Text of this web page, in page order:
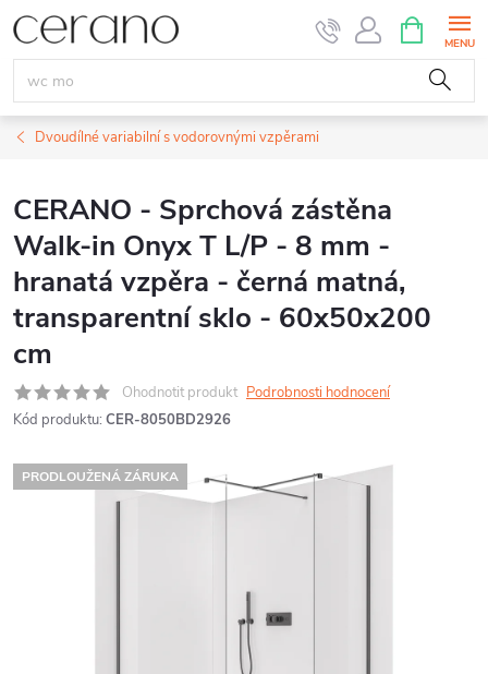
Přejít
na
obsah
NÁKUPNÍ
KOŠÍK
Dvoudílné variabilní s vodorovnými vzpěrami
CERANO - Sprchová zástěna
Walk-in Onyx T L/P - 8 mm -
hranatá vzpěra - černá matná,
transparentní sklo - 60x50x200
cm
Ohodnotit produkt Podrobnosti hodnocení
Kód produktu: CER-8050BD2926
PRODLOUŽENÁ ZÁRUKA